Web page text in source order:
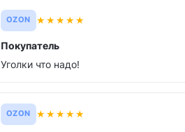
OZON ★★★★★
Покупатель
Уголки что надо!
OZON ★★★★★